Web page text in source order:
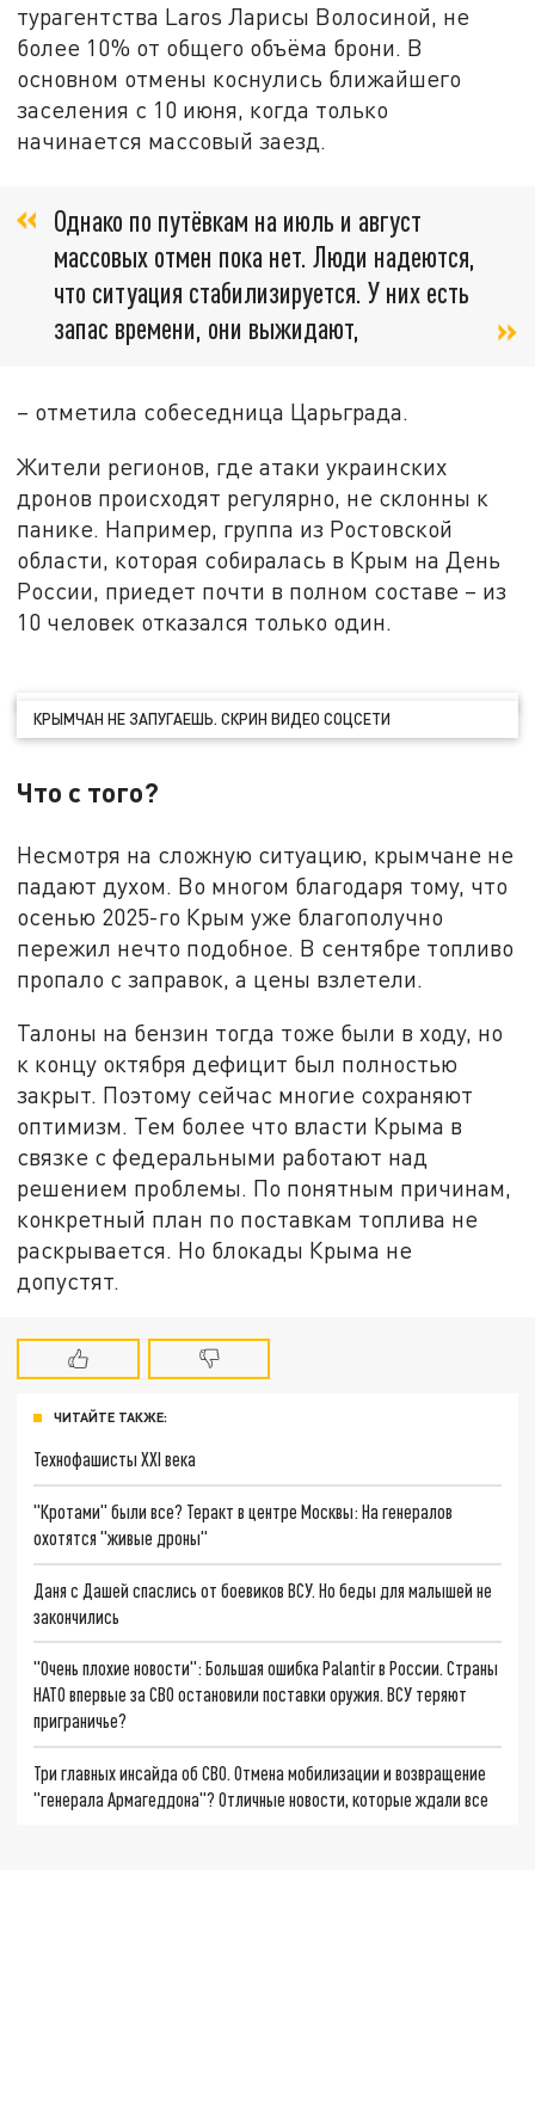
турагентства Laros Ларисы Волосиной, не
более 10% от общего объёма брони. В
основном отмены коснулись ближайшего
заселения с 10 июня, когда только
начинается массовый заезд.
Однако по путёвкам на июль и август
массовых отмен пока нет. Люди надеются,
что ситуация стабилизируется. У них есть
запас времени, они выжидают,
– отметила собеседница Царьграда.
Жители регионов, где атаки украинских
дронов происходят регулярно, не склонны к
панике. Например, группа из Ростовской
области, которая собиралась в Крым на День
России, приедет почти в полном составе – из
10 человек отказался только один.
КРЫМЧАН НЕ ЗАПУГАЕШЬ. СКРИН ВИДЕО СОЦСЕТИ
Что с того?
Несмотря на сложную ситуацию, крымчане не
падают духом. Во многом благодаря тому, что
осенью 2025-го Крым уже благополучно
пережил нечто подобное. В сентябре топливо
пропало с заправок, а цены взлетели.
Талоны на бензин тогда тоже были в ходу, но
к концу октября дефицит был полностью
закрыт. Поэтому сейчас многие сохраняют
оптимизм. Тем более что власти Крыма в
связке с федеральными работают над
решением проблемы. По понятным причинам,
конкретный план по поставкам топлива не
раскрывается. Но блокады Крыма не
допустят.
ЧИТАЙТЕ ТАКЖЕ:
Технофашисты XXI века
"Кротами" были все? Теракт в центре Москвы: На генералов
охотятся "живые дроны"
Даня с Дашей спаслись от боевиков ВСУ. Но беды для малышей не
закончились
"Очень плохие новости": Большая ошибка Palantir в России. Страны
НАТО впервые за СВО остановили поставки оружия. ВСУ теряют
приграничье?
Три главных инсайда об СВО. Отмена мобилизации и возвращение
"генерала Армагеддона"? Отличные новости, которые ждали все